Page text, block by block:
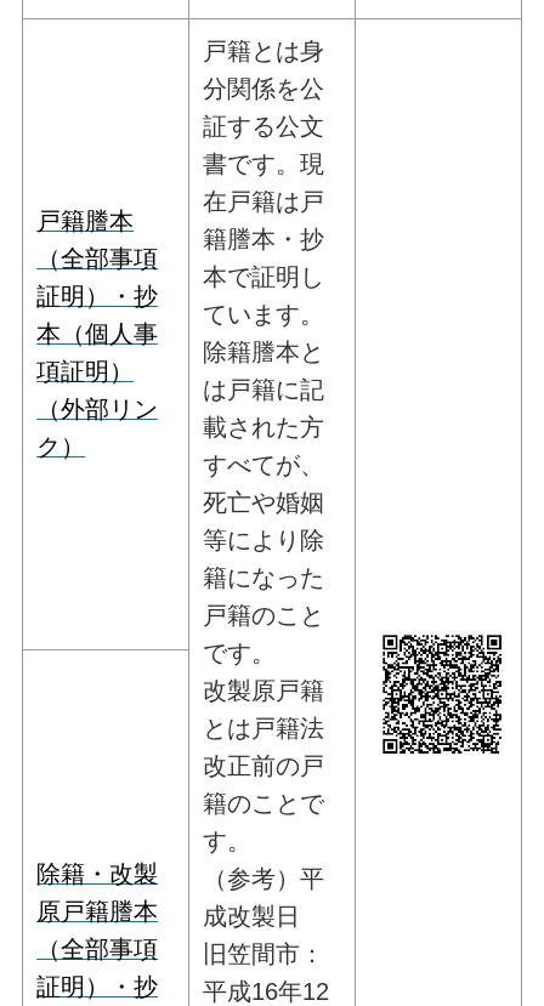
戸籍謄本
（全部事項
証明）・抄
本（個人事
項証明）
（外部リン
ク）
戸籍とは身
分関係を公
証する公文
書です。現
在戸籍は戸
籍謄本・抄
本で証明し
ています。
除籍謄本と
は戸籍に記
載された方
すべてが、
死亡や婚姻
等により除
籍になった
戸籍のこと
です。
改製原戸籍
とは戸籍法
改正前の戸
籍のことで
す。
（参考）平
成改製日
旧笠間市：
平成16年12
除籍・改製
原戸籍謄本
（全部事項
証明）・抄